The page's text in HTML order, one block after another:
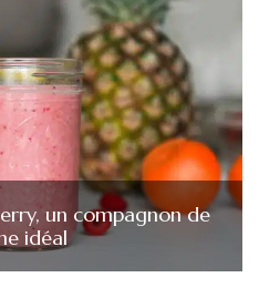
un compagnon de
idéal